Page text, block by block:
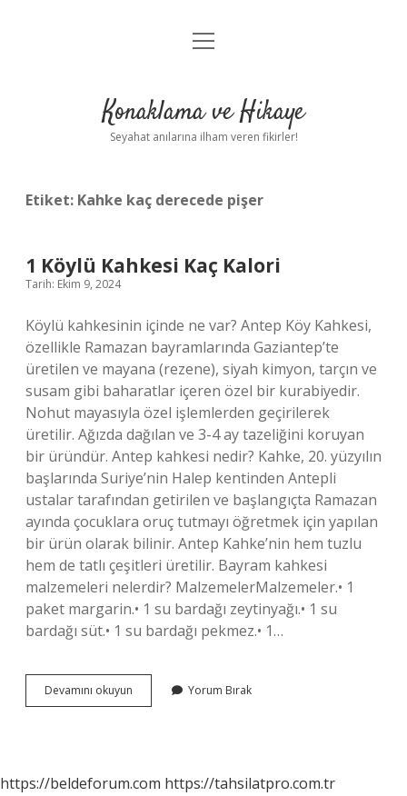
Anasayfa
Yasal Uyarı
menüyü
Konaklama ve Hikaye
Seyahat anılarına ilham veren fikirler!
Etiket: Kahke kaç derecede pişer
1 Köylü Kahkesi Kaç Kalori
Tarih: Ekim 9, 2024
Köylü kahkesinin içinde ne var? Antep Köy Kahkesi,
özellikle Ramazan bayramlarında Gaziantep’te
üretilen ve mayana (rezene), siyah kimyon, tarçın ve
susam gibi baharatlar içeren özel bir kurabiyedir.
Nohut mayasıyla özel işlemlerden geçirilerek
üretilir. Ağızda dağılan ve 3-4 ay tazeliğini koruyan
bir üründür. Antep kahkesi nedir? Kahke, 20. yüzyılın
başlarında Suriye’nin Halep kentinden Antepli
ustalar tarafından getirilen ve başlangıçta Ramazan
ayında çocuklara oruç tutmayı öğretmek için yapılan
bir ürün olarak bilinir. Antep Kahke’nin hem tuzlu
hem de tatlı çeşitleri üretilir. Bayram kahkesi
malzemeleri nelerdir? MalzemelerMalzemeler.• 1
paket margarin.• 1 su bardağı zeytinyağı.• 1 su
bardağı süt.• 1 su bardağı pekmez.• 1…
Devamını okuyun
Köylü
Yorum Bırak
https://beldeforum.com https://tahsilatpro.com.tr